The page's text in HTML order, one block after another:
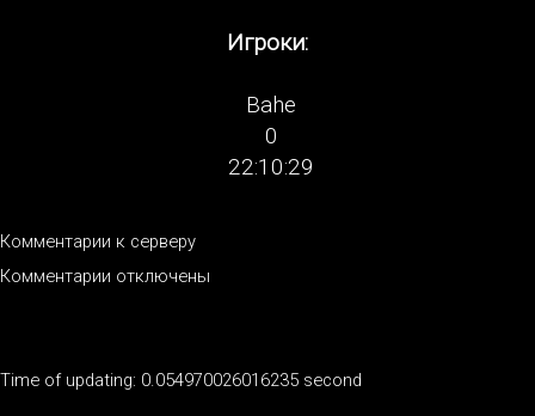
Игроки:
Bahe
0
22:10:29
Комментарии к серверу
Комментарии отключены
Time of updating: 0.054970026016235 second